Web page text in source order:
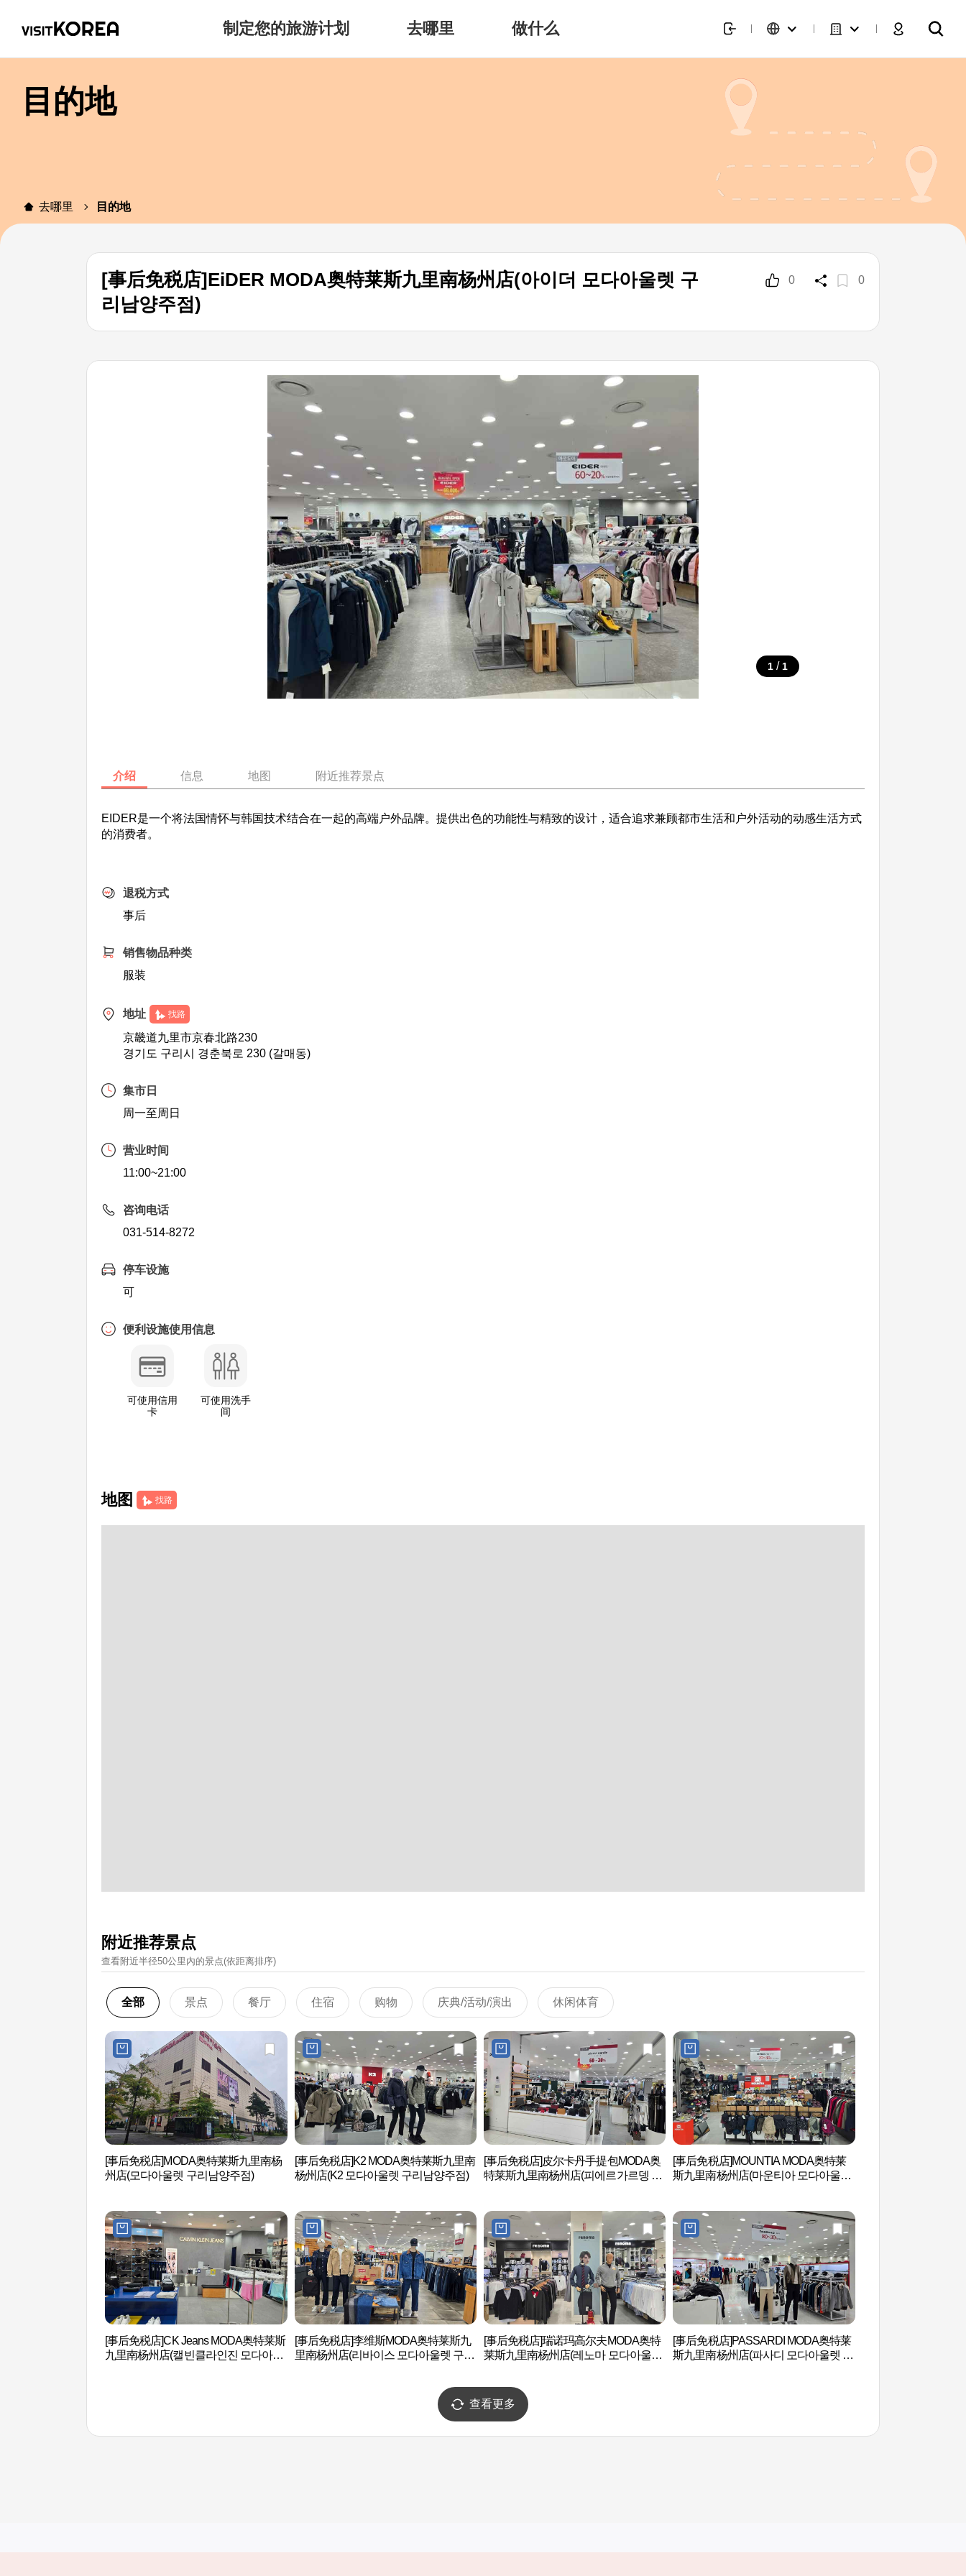
制定您的旅游计划 去哪里 做什么
目的地
去哪里 目的地
[事后免税店]EiDER MODA奥特莱斯九里南杨州店(아이더 모다아울렛 구
리남양주점)
0 0
1 / 1
介绍 信息 地图 附近推荐景点
EIDER是一个将法国情怀与韩国技术结合在一起的高端户外品牌。提供出色的功能性与精致的设计，适合追求兼顾都市生活和户外活动的动感生活方式
的消费者。
退税方式
事后
销售物品种类
服装
地址 找路
京畿道九里市京春北路230
경기도 구리시 경춘북로 230 (갈매동)
集市日
周一至周日
营业时间
11:00~21:00
咨询电话
031-514-8272
停车设施
可
便利设施使用信息
可使用信用
卡
可使用洗手
间
地图 找路
附近推荐景点
查看附近半径50公里內的景点(依距离排序)
全部 景点 餐厅 住宿 购物 庆典/活动/演出 休闲体育
[事后免税店]MODA奥特莱斯九里南杨
州店(모다아울렛 구리남양주점)
[事后免税店]K2 MODA奥特莱斯九里南
杨州店(K2 모다아울렛 구리남양주점)
[事后免税店]皮尔卡丹手提包MODA奥
特莱斯九里南杨州店(피에르가르뎅 핸
[事后免税店]MOUNTIA MODA奥特莱
斯九里南杨州店(마운티아 모다아울렛
[事后免税店]CK Jeans MODA奥特莱斯
九里南杨州店(캘빈클라인진 모다아울
[事后免税店]李维斯MODA奥特莱斯九
里南杨州店(리바이스 모다아울렛 구리
[事后免税店]瑞诺玛高尔夫MODA奥特
莱斯九里南杨州店(레노마 모다아울렛
[事后免税店]PASSARDI MODA奥特莱
斯九里南杨州店(파사디 모다아울렛 구
查看更多